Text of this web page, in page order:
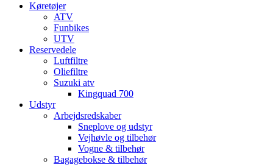
Køretøjer
ATV
Funbikes
UTV
Reservedele
Luftfiltre
Oliefiltre
Suzuki atv
Kingquad 700
Udstyr
Arbejdsredskaber
Sneplove og udstyr
Vejhøvle og tilbehør
Vogne & tilbehør
Bagagebokse & tilbehør